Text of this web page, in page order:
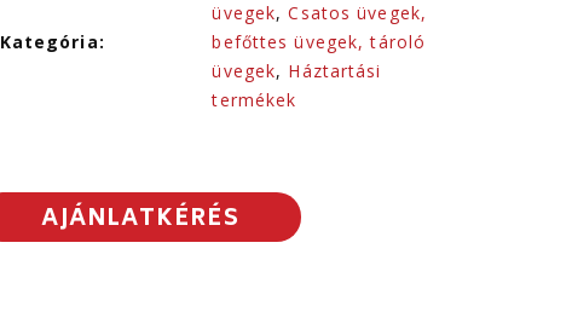
Kategória:
üvegek,Csatos üvegek,
befőttes üvegek, tároló
üvegek, Háztartási
termékek
AJÁNLATKÉRÉS